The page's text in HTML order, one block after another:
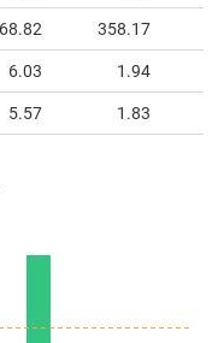
358.17
6.03 1.94
5.57 1.83